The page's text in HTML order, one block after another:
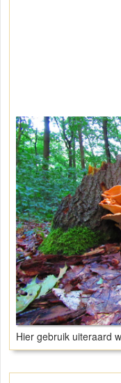
Hier gebruik uiteraard